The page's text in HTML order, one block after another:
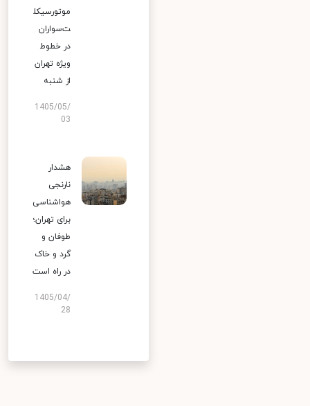
موتورسیکل
ت‌سواران
در خطوط
ویژه تهران
از شنبه
1405/05/
03
هشدار
نارنجی
هواشناسی
برای تهران؛
طوفان و
گرد و خاک
در راه است
1405/04/
28